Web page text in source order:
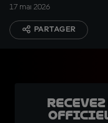
17 mai 2026
PARTAGER